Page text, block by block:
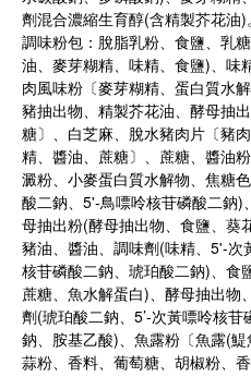
劑混合濃縮生育醇(含精製芥花油)。
調味粉包：脫脂乳粉、食鹽、乳
油、麥芽糊精、味精、食鹽)、味
肉風味粉〔麥芽糊精、蛋白質水
豬抽出物、精製芥花油、酵母抽
糖〕、白芝麻、脫水豬肉片〔豬
精、醬油、蔗糖〕、蔗糖、醬油
澱粉、小麥蛋白質水解物、焦糖
酸二鈉、5'-鳥嘌呤核苷磷酸二鈉
母抽出粉(酵母抽出物、食鹽、葵
豬油、醬油、調味劑(味精、5'-
核苷磷酸二鈉、琥珀酸二鈉)、食
蔗糖、魚水解蛋白)、酵母抽出物
劑(琥珀酸二鈉、5’-次黃嘌呤核苷
鈉、胺基乙酸)、魚露粉〔魚露(鯷
蒜粉、香料、葡萄糖、胡椒粉、